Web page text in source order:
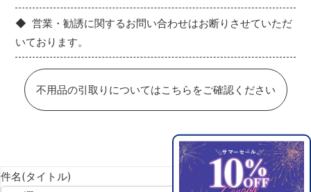
営業・勧誘に関するお問い合わせはお断りさせていただ
いております。
不用品の引取りについてはこちらをご確認ください
件名(タイトル)